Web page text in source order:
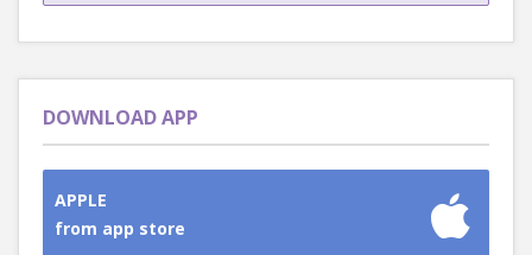
DOWNLOAD APP
APPLE
from app store